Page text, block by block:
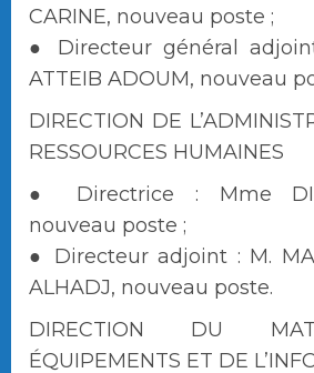
CARINE, nouveau poste ;
● Directeur général
ATTEIB ADOUM, nouveau
DIRECTION DE
RESSOURCES HUMAINES
● Directrice : Mme
nouveau poste ;
● Directeur adjoint : M.
ALHADJ, nouveau poste.
DIRECTION DU
ÉQUIPEMENTS ET DE